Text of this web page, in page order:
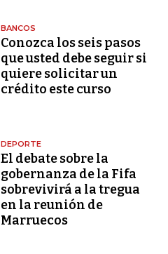
BANCOS
Conozca los seis pasos
que usted debe seguir si
quiere solicitar un
crédito este curso
DEPORTE
El debate sobre la
gobernanza de la Fifa
sobrevivirá a la tregua
en la reunión de
Marruecos